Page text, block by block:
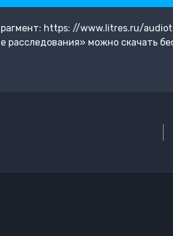
https: //www.litres.ru/
расследования» можно скачать